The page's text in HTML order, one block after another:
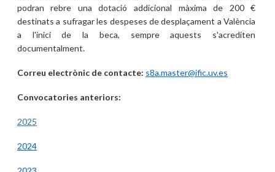
podran rebre una dotació addicional màxima de 200 €
destinats a sufragar les despeses de desplaçament a València
a l'inici de la beca, sempre aquests s'acrediten
documentalment.
Correu electrònic de contacte: s8a.master@ific.uv.es
Convocatories anteriors:
2025
2024